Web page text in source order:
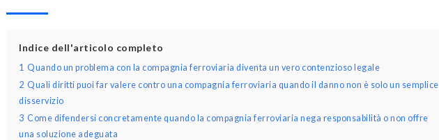
Indice dell'articolo completo
1 Quando un problema con la compagnia ferroviaria diventa un vero contenzioso legale
2 Quali diritti puoi far valere contro una compagnia ferroviaria quando il danno non è solo un semplice
disservizio
3 Come difendersi concretamente quando la compagnia ferroviaria nega responsabilità o non offre
una soluzione adeguata